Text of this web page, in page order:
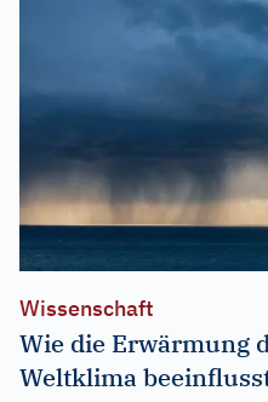
Wissenschaft
Wie die Erwärmung
Weltklima